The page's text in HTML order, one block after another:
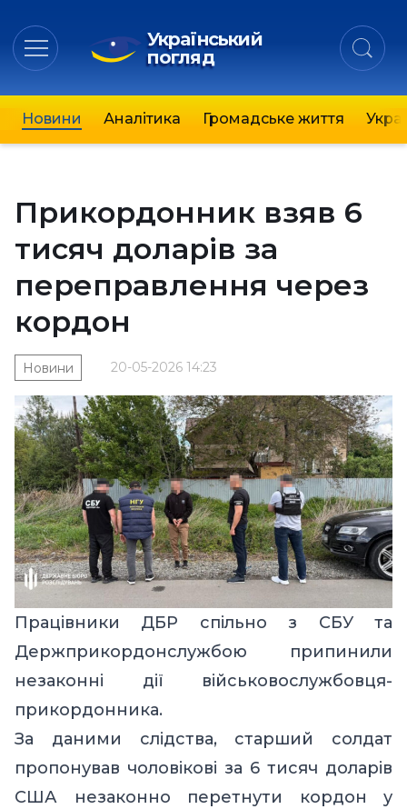
Український
погляд
Новини Аналітика Громадське життя
Прикордонник взяв 6
тисяч доларів за
переправлення через
кордон
20-05-2026 14:23
Новини
Працівники ДБР спільно з СБУ та
Держприкордонслужбою припинили
незаконні дії військовослужбовця-
прикордонника.
За даними слідства, старший солдат
пропонував чоловікові за 6 тисяч доларів
США незаконно перетнути кордон у